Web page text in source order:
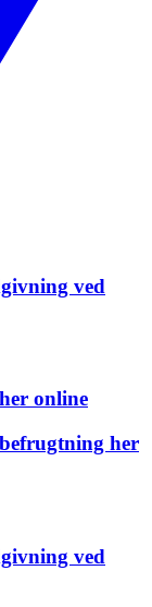
ved
online
her
ved